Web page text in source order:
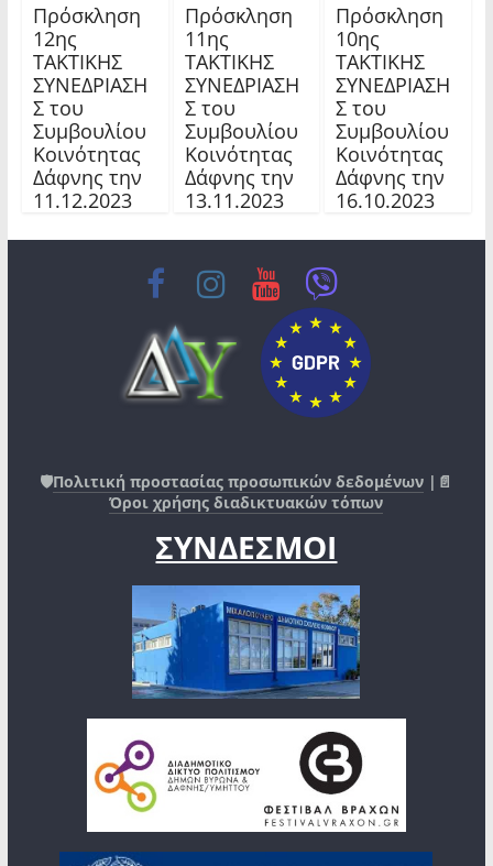
Πρόσκληση
12ης
TAKTIKHΣ
ΣΥΝΕΔΡΙΑΣΗ
Σ του
Συμβουλίου
Κοινότητας
Δάφνης την
11.12.2023
Πρόσκληση
11ης
TAKTIKHΣ
ΣΥΝΕΔΡΙΑΣΗ
Σ του
Συμβουλίου
Κοινότητας
Δάφνης την
13.11.2023
Πρόσκληση
10ης
TAKTIKHΣ
ΣΥΝΕΔΡΙΑΣΗ
Σ του
Συμβουλίου
Κοινότητας
Δάφνης την
16.10.2023
🛡️Πολιτική προστασίας προσωπικών δεδομένων |📄
Όροι χρήσης διαδικτυακών τόπων
ΣΥΝΔΕΣΜΟΙ